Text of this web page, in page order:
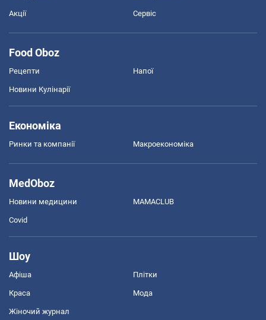
Акції Сервіс
Food Oboz
Рецепти Напої
Новини Кулінарії
Економіка
Ринки та компанії Макроекономіка
MedOboz
Новини медицини MAMACLUB
Covid
Шоу
Афіша Плітки
Краса Мода
Жіночий журнал